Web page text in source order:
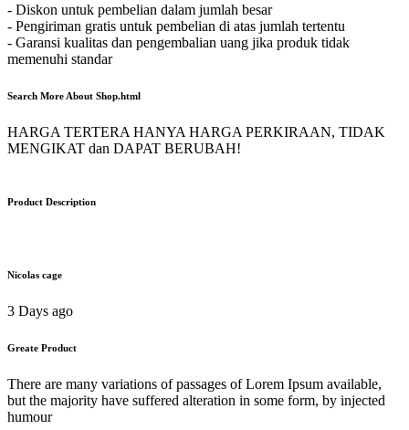
- Diskon untuk pembelian dalam jumlah besar
- Pengiriman gratis untuk pembelian di atas jumlah tertentu
- Garansi kualitas dan pengembalian uang jika produk tidak
memenuhi standar
Search More About Shop.html
HARGA TERTERA HANYA HARGA PERKIRAAN, TIDAK
MENGIKAT dan DAPAT BERUBAH!
Product Description
Nicolas cage
3 Days ago
Greate Product
There are many variations of passages of Lorem Ipsum available,
but the majority have suffered alteration in some form, by injected
humour